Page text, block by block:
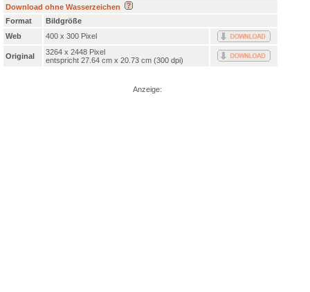
Download ohne Wasserzeichen
Format
Bildgröße
Web
400 x 300 Pixel
Original
3264 x 2448 Pixel
entspricht 27.64 cm x 20.73 cm (300 dpi)
Anzeige: